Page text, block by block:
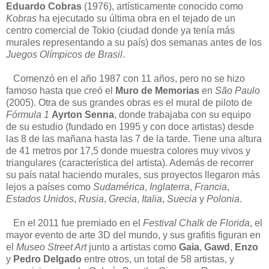
Eduardo Cobras (1976), artísticamente conocido como
Kobras ha ejecutado su última obra en el tejado de un
centro comercial de Tokio (ciudad donde ya tenía más
murales representando a su país) dos semanas antes de los
Juegos Olímpicos de Brasil.
Comenzó en el año 1987 con 11 años, pero no se hizo
famoso hasta que creó el
Muro de Memorias en São Paulo
(2005). Otra de sus grandes obras es el mural de piloto de
Fórmula 1 Ayrton Senna, donde trabajaba con su equipo
de su estudio (fundado en 1995 y con doce artistas) desde
las 8 de las mañana hasta las 7 de la tarde. Tiene una altura
de 41 metros por 17,5 donde muestra colores muy vivos y
triangulares (característica del artista). Además de recorrer
su país natal haciendo murales, sus proyectos llegaron más
lejos a países como Sudamérica, Inglaterra, Francia,
Estados Unidos, Rusia, Grecia, Italia, Suecia y Polonia.
En el 2011 fue premiado en el Festival Chalk de Florida, el
mayor evento de arte 3D del mundo, y sus grafitis figuran en
el Museo Street Artjunto a artistas como Gaia, Gawd , Enzo
y Pedro Delgado entre otros, un total de 58 artistas, y